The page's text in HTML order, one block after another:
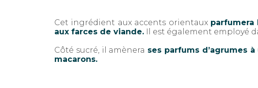
Cet ingrédient aux accents orientaux parfumera
aux farces de viande. Il est également employé
Côté sucré, il amènera ses parfums d’agrumes
macarons.